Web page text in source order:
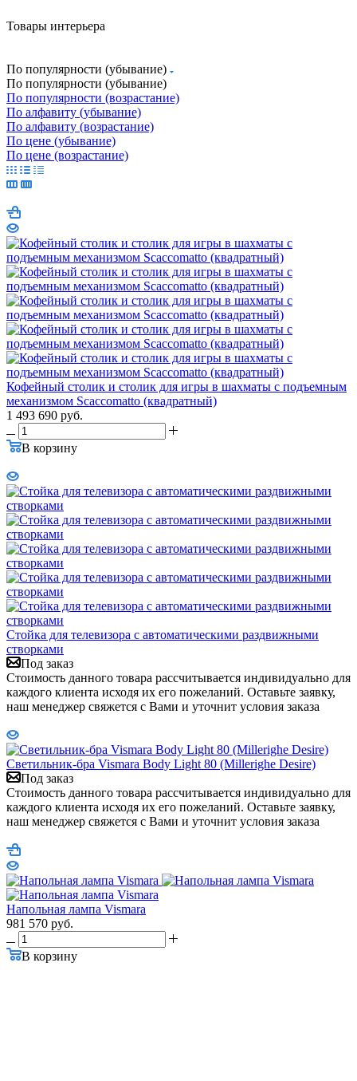
Товары интерьера
По популярности (убывание)
По популярности (убывание)
По популярности (возрастание)
По алфавиту (убывание)
По алфавиту (возрастание)
По цене (убывание)
По цене (возрастание)
Кофейный столик и столик для игры в шахматы с подъемным
механизмом Scaccomatto (квадратный)
1 493 690 руб.
В корзину
Стойка для телевизора с автоматическими раздвижными
створками
Под заказ
Стоимость данного товара рассчитывается индивидуально для
каждого клиента исходя их его пожеланий. Оставьте заявку,
наш менеджер свяжется с Вами и уточнит условия заказа
Светильник-бра Vismara Body Light 80 (Millerighe Desire)
Под заказ
Стоимость данного товара рассчитывается индивидуально для
каждого клиента исходя их его пожеланий. Оставьте заявку,
наш менеджер свяжется с Вами и уточнит условия заказа
Напольная лампа Vismara
981 570 руб.
В корзину